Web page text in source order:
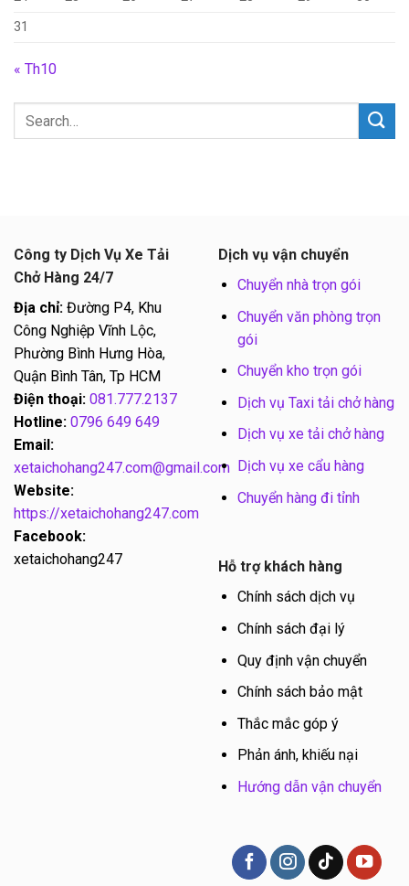
31
« Th10
Công ty Dịch Vụ Xe Tải
Chở Hàng 24/7
Địa chỉ: Đường P4, Khu
Công Nghiệp Vĩnh Lộc,
Phường Bình Hưng Hòa,
Quận Bình Tân, Tp HCM
Điện thoại: 081.777.2137
Hotline: 0796 649 649
Email:
xetaichohang247.com@gmail.com
Website:
https://xetaichohang247.com
Facebook:
xetaichohang247
Dịch vụ vận chuyển
Chuyển nhà trọn gói
Chuyển văn phòng trọn
gói
Chuyển kho trọn gói
Dịch vụ Taxi tải chở hàng
Dịch vụ xe tải chở hàng
Dịch vụ xe cẩu hàng
Chuyển hàng đi tỉnh
Hỗ trợ khách hàng
Chính sách dịch vụ
Chính sách đại lý
Quy định vận chuyển
Chính sách bảo mật
Thắc mắc góp ý
Phản ánh, khiếu nại
Hướng dẫn vận chuyển